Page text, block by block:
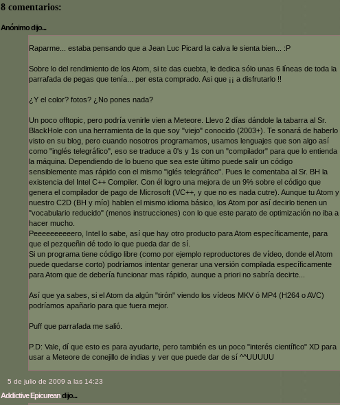
8 comentarios:
Anónimo dijo...
Raparme... estaba pensando que a Jean Luc Picard la calva le sienta bien... :P
Sobre lo del rendimiento de los Atom, si te das cuebta, le dedica sólo unas 6 líneas de toda la
parrafada de pegas que tenía... per esta comprado. Asi que ¡¡ a disfrutarlo !!
¿Y el color? fotos? ¿No pones nada?
Un poco offtopic, pero podría venirle vien a Meteore. Llevo 2 días dándole la tabarra al Sr.
BlackHole con una herramienta de la que soy "viejo" conocido (2003+). Te sonará de haberlo
visto en su blog, pero cuando nosotros programamos, usamos lenguajes que son algo así
como "inglés telegráfico", eso se traduce a 0's y 1s con un "compilador" para que lo entienda
la máquina. Dependiendo de lo bueno que sea este último puede salir un código
sensiblemente mas rápido con el mismo "iglés telegráfico". Pues le comentaba al Sr. BH la
existencia del Intel C++ Compiler. Con él logro una mejora de un 9% sobre el código que
genera el compilador de pago de Microsoft (VC++, y que no es nada cutre). Aunque tu Atom y
nuestro C2D (BH y mío) hablen el mismo idioma básico, los Atom por así decirlo tienen un
"vocabulario reducido" (menos instrucciones) con lo que este parato de optimización no iba a
hacer mucho.
Peeeeeeeeeero, Intel lo sabe, así que hay otro producto para Atom específicamente, para
que el pezqueñin dé todo lo que pueda dar de sí.
Si un programa tiene código libre (como por ejemplo reproductores de vídeo, donde el Atom
puede quedarse corto) podríamos intentar generar una versión compilada específicamente
para Atom que de debería funcionar mas rápido, aunque a priori no sabría decirte...
Así que ya sabes, si el Atom da algún "tirón" viendo los vídeos MKV ó MP4 (H264 o AVC)
podríamos apañarlo para que fuera mejor.
Puff que parrafada me salió.
P.D: Vale, dí que esto es para ayudarte, pero también es un poco "interés científico" XD para
usar a Meteore de conejillo de indias y ver que puede dar de sí ^^UUUUU
5 de julio de 2009 a las 14:23
Addictive Epicureandijo...